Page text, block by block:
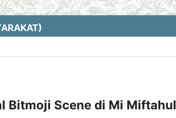
Bitmoji Scene di Mi Miftahul